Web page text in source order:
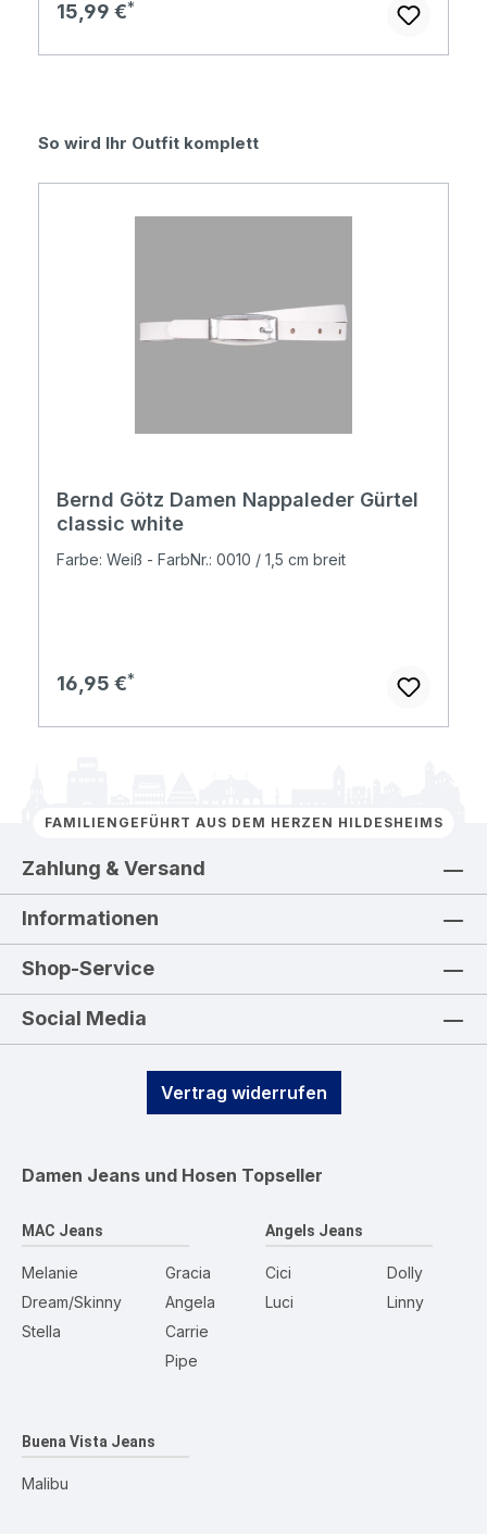
Regulärer Preis:
15,99 €
Produktgalerie überspringen
So wird Ihr Outfit komplett
Bernd Götz Damen Nappaleder Gürtel
classic white
Farbe: Weiß - FarbNr.: 0010 / 1,5 cm breit
Regulärer Preis:
16,95 €
FAMILIENGEFÜHRT AUS DEM HERZEN HILDESHEIMS
Zahlung & Versand
Informationen
Shop-Service
Social Media
Vertrag widerrufen
Damen Jeans und Hosen Topseller
MAC Jeans
Melanie
Dream/Skinny
Stella
Gracia
Angela
Carrie
Pipe
Angels Jeans
Cici
Luci
Dolly
Linny
Buena Vista Jeans
Malibu